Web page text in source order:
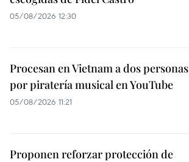
05/08/2026 12:30
Procesan en Vietnam a dos personas
por piratería musical en YouTube
05/08/2026 11:21
Proponen reforzar protección de